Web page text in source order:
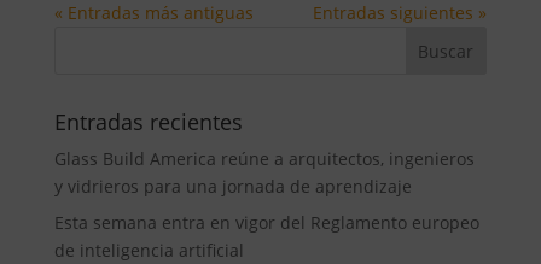
« Entradas más antiguas Entradas siguientes »
Entradas recientes
Glass Build America reúne a arquitectos, ingenieros
y vidrieros para una jornada de aprendizaje
Esta semana entra en vigor del Reglamento europeo
de inteligencia artificial